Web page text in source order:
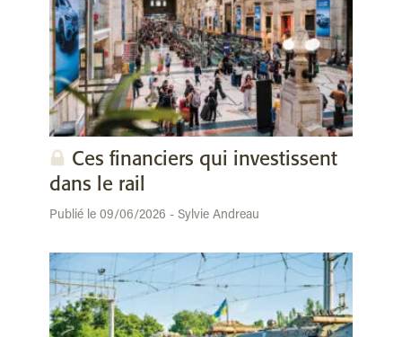
Ces financiers qui investissent
dans le rail
Publié le 09/06/2026 - Sylvie Andreau